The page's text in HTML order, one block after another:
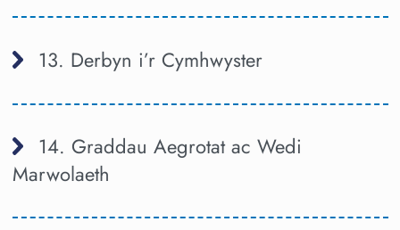
13. Derbyn i’r Cymhwyster
14. Graddau Aegrotat ac Wedi
Marwolaeth